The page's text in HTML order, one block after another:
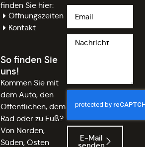
finden Sie hier:
Öffnungszeiten
Kontakt
So finden Sie
uns!
Kommen Sie mit
dem Auto, den
Öffentlichen, dem
Rad oder zu Fuß?
Von Norden,
Süden, Osten
E-Mail